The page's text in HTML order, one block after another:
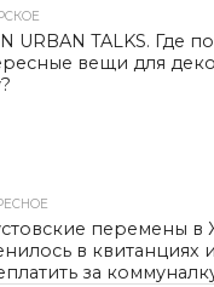
URBAN TALKS. Где
вещи для
перемены в
в квитанциях
за